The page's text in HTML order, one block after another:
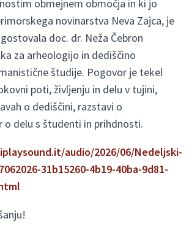
obmejnem območja in ki jo
novinarstva Neva Zajca, je
doc. dr. Neža Čebron
za arheologijo in dediščino
študije. Pogovor je tekel
poti, življenju in delu v tujini,
o dediščini, razstavi o
o delu s študenti in prihdnosti.
audio/2026/06/Nedeljski-
31b15260-4b19-40ba-9d81-